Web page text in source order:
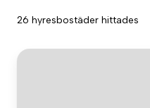
26 hyresbostäder hittades